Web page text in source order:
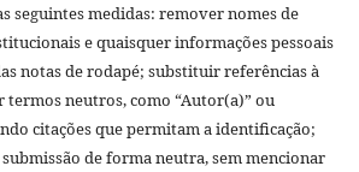
seguintes medidas: remover nomes de
e quaisquer informações pessoais
notas de rodapé; substituir referências à
neutros, como “Autor(a)” ou
citações que permitam a identificação;
de forma neutra, sem mencionar